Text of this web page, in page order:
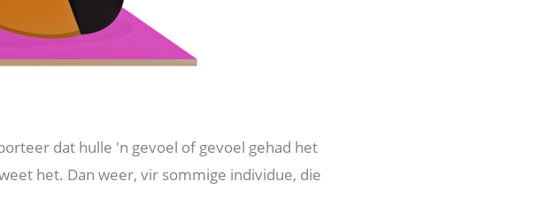
dat hulle 'n gevoel of gevoel gehad het
het. Dan weer, vir sommige individue, die